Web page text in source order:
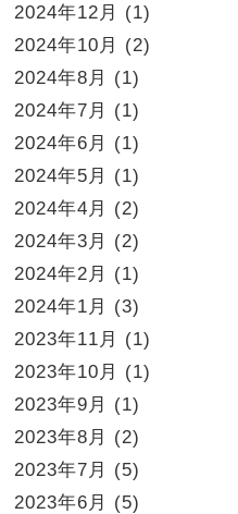
2024年12月
(1)
2024年10月
(2)
2024年8月
(1)
2024年7月
(1)
2024年6月
(1)
2024年5月
(1)
2024年4月
(2)
2024年3月
(2)
2024年2月
(1)
2024年1月
(3)
2023年11月
(1)
2023年10月
(1)
2023年9月
(1)
2023年8月
(2)
2023年7月
(5)
2023年6月
(5)